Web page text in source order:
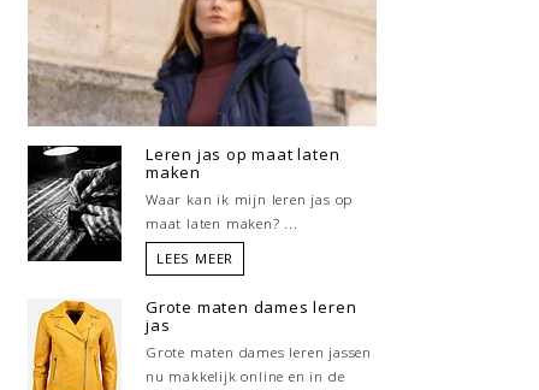
Leren jas op maat laten
maken
Waar kan ik mijn leren jas op
maat laten maken? ...
LEES MEER
Grote maten dames leren
jas
Grote maten dames leren jassen
nu makkelijk online en in de